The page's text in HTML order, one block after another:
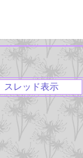
スレッド表示